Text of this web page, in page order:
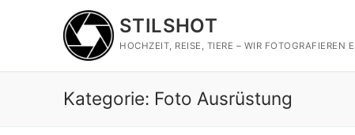
STILSHOT
HOCHZEIT, REISE, TIERE – WIR FOTOGRAFIEREN
Kategorie: Foto Ausrüstung